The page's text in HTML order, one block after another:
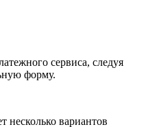
сервиса, следуя
форму.
несколько вариантов